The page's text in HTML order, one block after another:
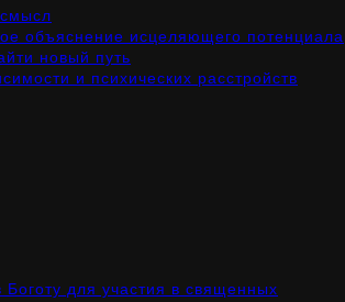
объяснение исцеляющего потенциала
новый путь
и психических расстройств
для участия в священных